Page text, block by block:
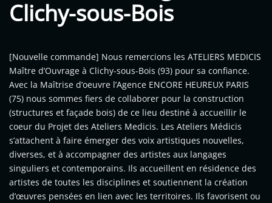
Clichy-sous-Bois
[Nouvelle commande] Nous remercions les ATELIERS MEDICIS
Maître d’Ouvrage à Clichy-sous-Bois (93) pour sa confiance.
Avec la Maîtrise d’oeuvre l’Agence ENCORE HEUREUX PARIS
(75) nous sommes fiers de collaborer pour la construction
(structures et façade bois) de ce lieu destiné à accueillir le
coeur du Projet des Ateliers Medicis. Les Ateliers Médicis
s’attachent à faire émerger des voix artistiques nouvelles,
diverses, et à accompagner des artistes aux langages
singuliers et contemporains. Ils accueillent en résidence des
artistes de toutes les disciplines et soutiennent la création
d’œuvres pensées en lien avec les territoires. Ils favorisent ou